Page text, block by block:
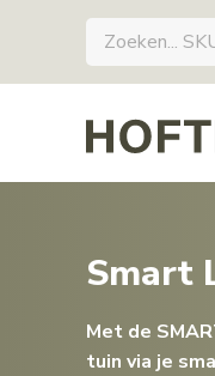
Smart
Met de
tuin via je